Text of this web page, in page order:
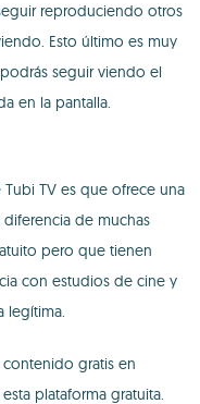
reproduciendo otros
Esto último es muy
seguir viendo el
en la pantalla.
TV es que ofrece una
de muchas
pero que tienen
con estudios de cine y
legítima.
contenido gratis en
plataforma gratuita.